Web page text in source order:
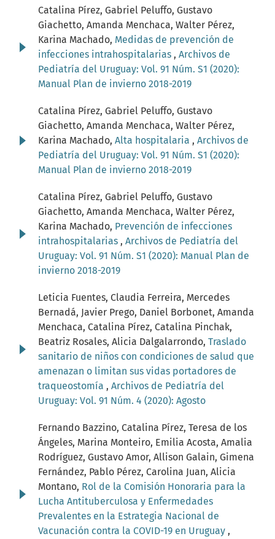
Catalina Pírez, Gabriel Peluffo, Gustavo
Giachetto, Amanda Menchaca, Walter Pérez,
Karina Machado, Medidas de prevención de
infecciones intrahospitalarias , Archivos de
Pediatría del Uruguay: Vol. 91 Núm. S1 (2020):
Manual Plan de invierno 2018-2019
Catalina Pírez, Gabriel Peluffo, Gustavo
Giachetto, Amanda Menchaca, Walter Pérez,
Karina Machado, Alta hospitalaria , Archivos de
Pediatría del Uruguay: Vol. 91 Núm. S1 (2020):
Manual Plan de invierno 2018-2019
Catalina Pírez, Gabriel Peluffo, Gustavo
Giachetto, Amanda Menchaca, Walter Pérez,
Karina Machado, Prevención de infecciones
intrahospitalarias , Archivos de Pediatría del
Uruguay: Vol. 91 Núm. S1 (2020): Manual Plan de
invierno 2018-2019
Leticia Fuentes, Claudia Ferreira, Mercedes
Bernadá, Javier Prego, Daniel Borbonet, Amanda
Menchaca, Catalina Pírez, Catalina Pinchak,
Beatriz Rosales, Alicia Dalgalarrondo, Traslado
sanitario de niños con condiciones de salud que
amenazan o limitan sus vidas portadores de
traqueostomía , Archivos de Pediatría del
Uruguay: Vol. 91 Núm. 4 (2020): Agosto
Fernando Bazzino, Catalina Pírez, Teresa de los
Ángeles, Marina Monteiro, Emilia Acosta, Amalia
Rodríguez, Gustavo Amor, Allison Galain, Gimena
Fernández, Pablo Pérez, Carolina Juan, Alicia
Montano, Rol de la Comisión Honoraria para la
Lucha Antituberculosa y Enfermedades
Prevalentes en la Estrategia Nacional de
Vacunación contra la COVID-19 en Uruguay ,